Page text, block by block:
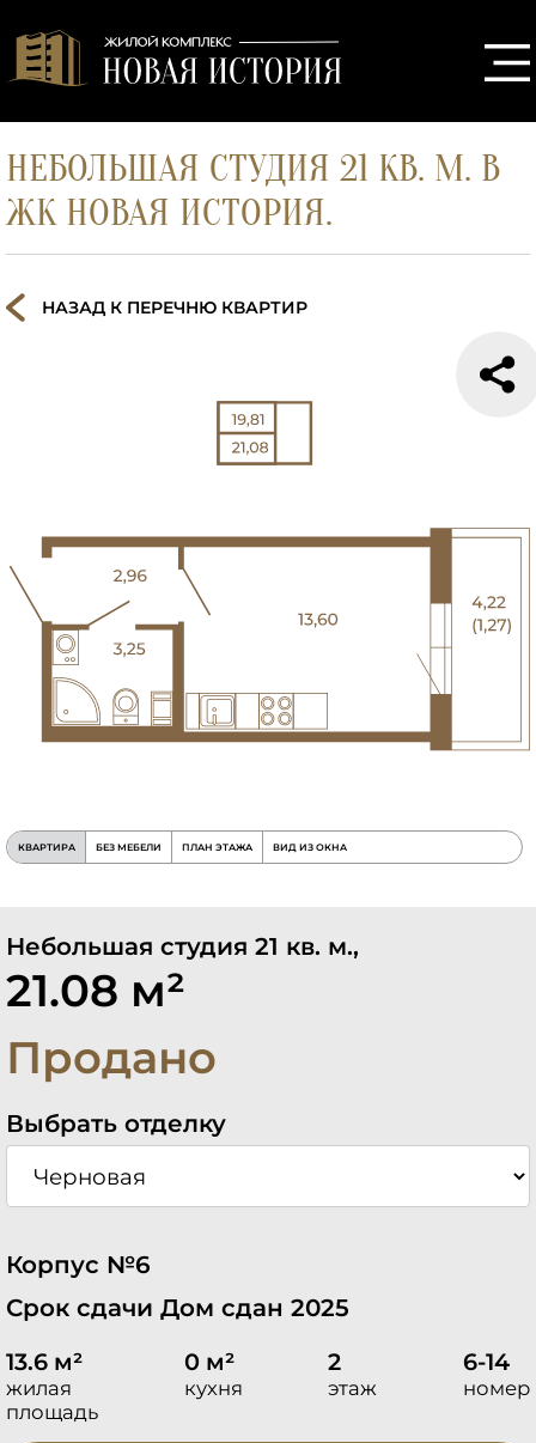
НЕБОЛЬШАЯ СТУДИЯ 21 КВ. М. В
ЖК НОВАЯ ИСТОРИЯ.
Небольшая студия 21 кв. м.,
21.08 м²
Продано
Выбрать отделку
Корпус №6
Срок сдачи Дом сдан 2025
13.6 м²
жилая
площадь
0 м²
кухня
2
этаж
6-14
номер
НАЗАД К ПЕРЕЧНЮ КВАРТИР
КВАРТИРА БЕЗ МЕБЕЛИ ПЛАН ЭТАЖА ВИД ИЗ ОКНА